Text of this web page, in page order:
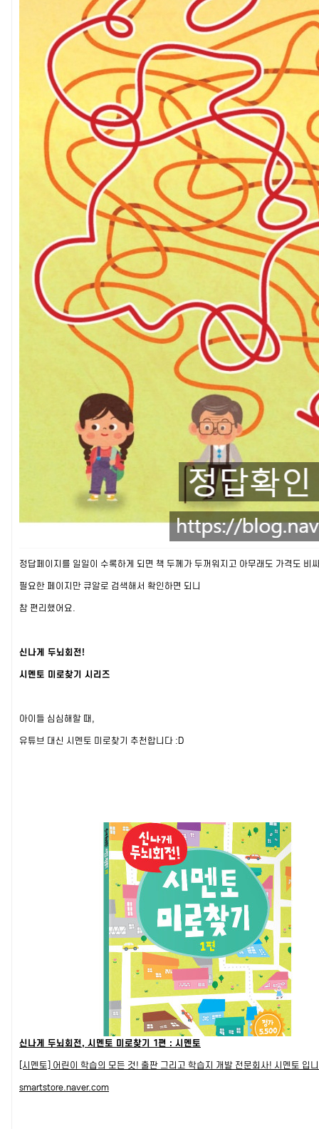
정답페이지를 일일이 수록하게 되면 책 두께가 두꺼워지고 아무래도 가격도 비
필요한 페이지만 큐알로 검색해서 확인하면 되니
참 편리했어요.
신나게 두뇌회전!
시멘토 미로찾기 시리즈
아이들 심심해할 때,
유튜브 대신 시멘토 미로찾기 추천합니다 :D
신나게 두뇌회전, 시멘토 미로찾기 1편 : 시멘토
[시멘토] 어린이 학습의 모든 것! 출판 그리고 학습지 개발 전문회사! 시멘토 입
smartstore.naver.com